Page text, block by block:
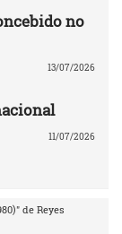
no
13/07/2026
11/07/2026
de Reyes